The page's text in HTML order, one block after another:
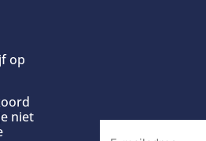
op
niet